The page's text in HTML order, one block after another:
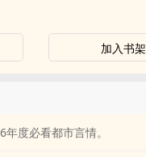
加入书架
度必看都市言情。